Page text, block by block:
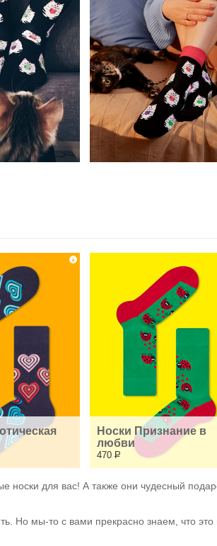
Носки Признание в
любви
470 Р
носки для вас! А также они чудесный
Но мы-то с вами прекрасно знаем, что